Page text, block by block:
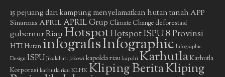
15 pejuang dari kampung menyelamatkan hutan tanah APP
Sinarmas APRIL APRIL Grup Climate Change deforestasi
gubernur RiauHotspotHotspot ISPU 8 Provinsi
HTIHutan infografisInfographic Infographic
Design ISPU Jikalahari jokowi kapolda riau kapolri KarhutlaKarhutla
Korporasikarhutla riauKLHKKliping BeritaKliping